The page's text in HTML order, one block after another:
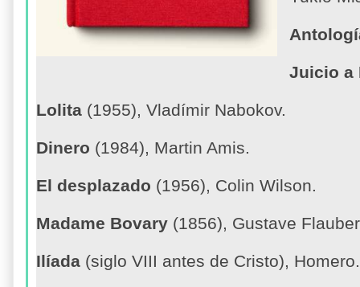
Juicio a
Lolita (1955), Vladímir Nabokov.
Dinero (1984), Martin Amis.
El desplazado (1956), Colin Wilson.
Madame Bovary (1856), Gustave
Ilíada (siglo VIII antes de Cristo), Homero.